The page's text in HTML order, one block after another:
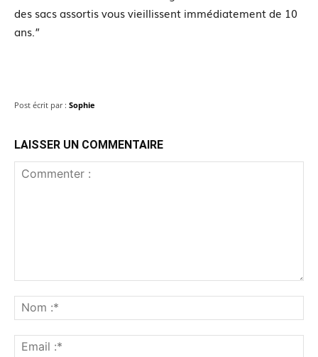
des sacs assortis vous vieillissent immédiatement de 10
ans.”
Post écrit par : Sophie
LAISSER UN COMMENTAIRE
:*